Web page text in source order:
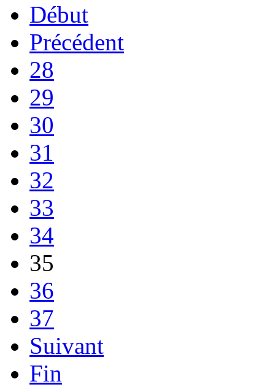
Début
Précédent
28
29
30
31
32
33
34
35
36
37
Suivant
Fin